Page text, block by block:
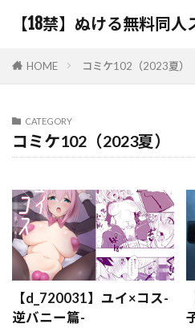
【18禁】ぬける無料同人
HOME コミケ102（2023夏）
CATEGORY
コミケ102（2023夏）
【d_720031】ユイ×コス-
逆バニー篇-